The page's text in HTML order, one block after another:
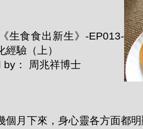
生食食出新生》-EP013-
經驗（上）
by： 周兆祥博士
個月下來，身心靈各方面都